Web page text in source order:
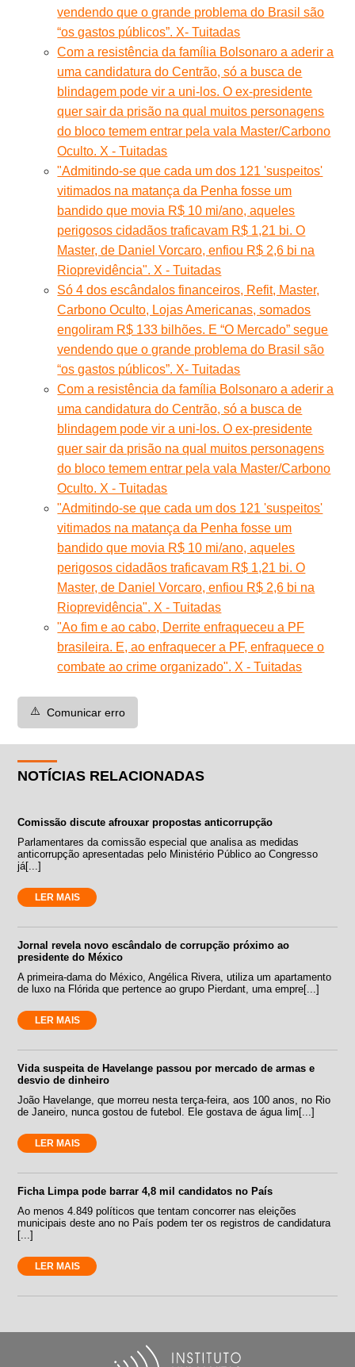
vendendo que o grande problema do Brasil são
“os gastos públicos”. X- Tuitadas
Com a resistência da família Bolsonaro a aderir a
uma candidatura do Centrão, só a busca de
blindagem pode vir a uni-los. O ex-presidente
quer sair da prisão na qual muitos personagens
do bloco temem entrar pela vala Master/Carbono
Oculto. X - Tuitadas
"Admitindo-se que cada um dos 121 'suspeitos'
vitimados na matança da Penha fosse um
bandido que movia R$ 10 mi/ano, aqueles
perigosos cidadãos traficavam R$ 1,21 bi. O
Master, de Daniel Vorcaro, enfiou R$ 2,6 bi na
Rioprevidência". X - Tuitadas
Só 4 dos escândalos financeiros, Refit, Master,
Carbono Oculto, Lojas Americanas, somados
engoliram R$ 133 bilhões. E “O Mercado” segue
vendendo que o grande problema do Brasil são
“os gastos públicos”. X- Tuitadas
Com a resistência da família Bolsonaro a aderir a
uma candidatura do Centrão, só a busca de
blindagem pode vir a uni-los. O ex-presidente
quer sair da prisão na qual muitos personagens
do bloco temem entrar pela vala Master/Carbono
Oculto. X - Tuitadas
"Admitindo-se que cada um dos 121 'suspeitos'
vitimados na matança da Penha fosse um
bandido que movia R$ 10 mi/ano, aqueles
perigosos cidadãos traficavam R$ 1,21 bi. O
Master, de Daniel Vorcaro, enfiou R$ 2,6 bi na
Rioprevidência". X - Tuitadas
"Ao fim e ao cabo, Derrite enfraqueceu a PF
brasileira. E, ao enfraquecer a PF, enfraquece o
combate ao crime organizado". X - Tuitadas
⚠️ Comunicar erro
NOTÍCIAS RELACIONADAS
Comissão discute afrouxar propostas anticorrupção
Parlamentares da comissão especial que analisa as medidas
anticorrupção apresentadas pelo Ministério Público ao Congresso
já[...]
LER MAIS
Jornal revela novo escândalo de corrupção próximo ao
presidente do México
A primeira-dama do México, Angélica Rivera, utiliza um apartamento
de luxo na Flórida que pertence ao grupo Pierdant, uma empre[...]
LER MAIS
Vida suspeita de Havelange passou por mercado de armas e
desvio de dinheiro
João Havelange, que morreu nesta terça-feira, aos 100 anos, no Rio
de Janeiro, nunca gostou de futebol. Ele gostava de água lim[...]
LER MAIS
Ficha Limpa pode barrar 4,8 mil candidatos no País
Ao menos 4.849 políticos que tentam concorrer nas eleições
municipais deste ano no País podem ter os registros de candidatura
[...]
LER MAIS